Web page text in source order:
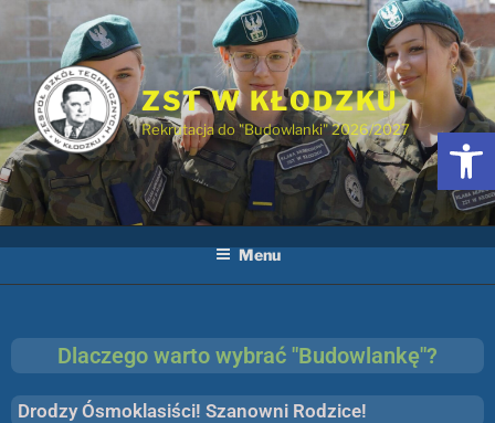
ZST W KŁODZKU
Rekrutacja do "Budowlanki" 2026/2027
Menu
Dlaczego warto wybrać "Budowlankę"?
Drodzy Ósmoklasiści! Szanowni Rodzice!